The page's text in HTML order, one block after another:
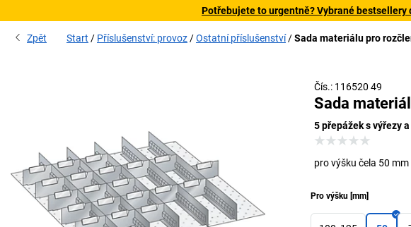
Potřebujete to urgentně? Vybrané
Zpět Start Příslušenství: provoz Ostatní příslušenství Sada materiálu pro
Čís.: 116520 49
Sada
5 přepážek s výřezy
pro výšku čela 50 mm
Pro výšku [mm]